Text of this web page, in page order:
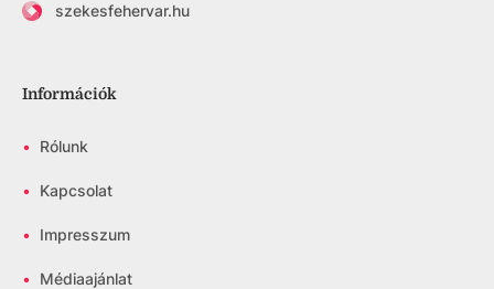
szekesfehervar.hu
Információk
• Rólunk
• Kapcsolat
• Impresszum
• Médiaajánlat